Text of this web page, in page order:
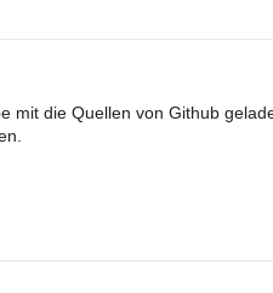
mit die Quellen von Github